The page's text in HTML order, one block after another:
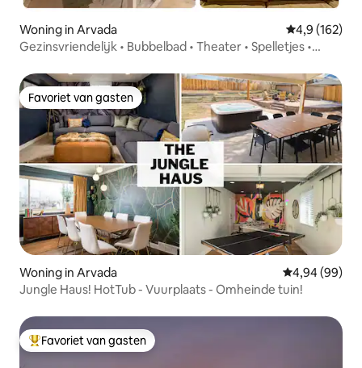
Woning in Arvada Gemiddelde
4,9 (162)
Gezinsvriendelijk • Bubbelbad • Theater • Spelletjes •
Favoriet van gasten
Favoriet van gasten
Woning in Arvada Gemiddelde
4,94 (99)
Jungle Haus! HotTub - Vuurplaats - Omheinde tuin!
Topfavoriet van gasten
Favoriet van gasten